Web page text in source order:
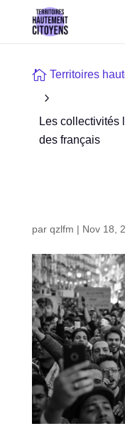
 Territoires
5
Les collectivités
des français
par qzlfm | Nov 18,